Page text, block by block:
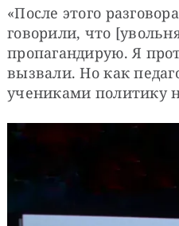
«После этого
говорили, что
пропагандирую. Я
вызвали. Но как
учениками политику